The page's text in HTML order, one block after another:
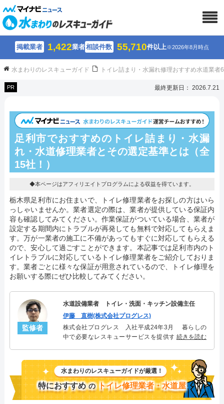
掲載業者 1,422業者相談件数 55,710件以上※2026年8月時点
水まわりのレスキューガイド トイレ詰まり・水漏れ修理おすすめ水道業
PR 最終更新日： 2026.7.21
足利市でおすすめのトイレ詰まり・水漏
れ・水道修理業者とその選定基準とは（全
15社！）
◆本ページはアフィリエイトプログラムによる収益を得ています。
栃木県足利市にお住まいで、トイレ修理業者をお探しの方はいら
っしゃいませんか。業者選定の際は、業者が提供している保証内
容も確認してみてください。作業保証がついている場合、業者が
設定する期間内にトラブルが再発しても無料で対応してもらえま
す。万が一業者の施工に不備があってもすぐに対応してもらえる
ので、安心して過ごすことができます。本記事では足利市内のト
イレトラブルに対応しているトイレ修理業者をご紹介しておりま
す。業者ごとに様々な保証が用意されているので、トイレ修理を
お願いする際にぜひ比較してみてください。
監修者
水道設備業者 トイレ・洗面・キッチン設備主任
伊藤 直樹(株式会社プログレス)
株式会社プログレス 入社平成24年3月 暮らしの
中で必要なレスキューサービスを提供する株式会社
トイレ・洗面・キッチン関連のトラブルを解決。多
くのお客様に信頼される「トイレ・洗面・キッチ
ン」のスペシャリスト。
続きを読む
水まわりのレスキューガイドが厳選！
特におすすめ の トイレ修理業者・水道屋